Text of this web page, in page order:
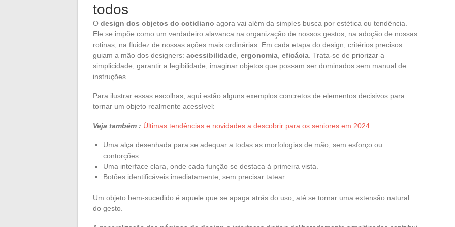
todos
O design dos objetos do cotidiano agora vai além da simples busca por estética ou tendência.
Ele se impõe como um verdadeiro alavanca na organização de nossos gestos, na adoção de nossas
rotinas, na fluidez de nossas ações mais ordinárias. Em cada etapa do design, critérios precisos
guiam a mão dos designers: acessibilidade ergonomia eficácia . Trata-se de priorizar a
simplicidade, garantir a legibilidade, imaginar objetos que possam ser dominados sem manual de
instruções.
Para ilustrar essas escolhas, aqui estão alguns exemplos concretos de elementos decisivos para
tornar um objeto realmente acessível:
Veja também : Últimas tendências e novidades a descobrir para os seniores em 2024
Uma alça desenhada para se adequar a todas as morfologias de mão, sem esforço ou
contorções.
Uma interface clara, onde cada função se destaca à primeira vista.
Botões identificáveis imediatamente, sem precisar tatear.
Um objeto bem-sucedido é aquele que se apaga atrás do uso, até se tornar uma extensão natural
do gesto.